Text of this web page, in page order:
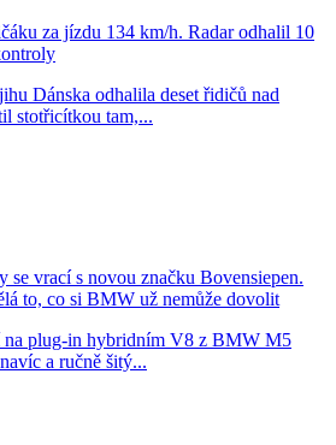
za jízdu 134 km/h. Radar odhalil 10
Dánska odhalila deset řidičů nad
stotřicítkou tam,...
se vrací s novou značku Bovensiepen.
to, co si BMW už nemůže dovolit
na plug-in hybridním V8 z BMW M5
a ručně šitý...